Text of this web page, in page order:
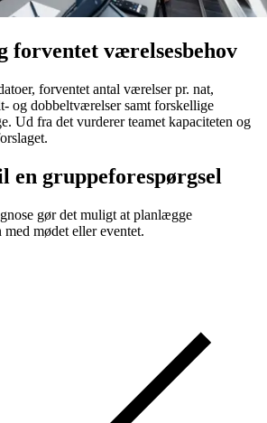
forventet værelsesbehov
forventet antal værelser pr. nat,
og dobbeltværelser samt forskellige
Ud fra det vurderer teamet kapaciteten og
en gruppeforespørgsel
gør det muligt at planlægge
mødet eller eventet.